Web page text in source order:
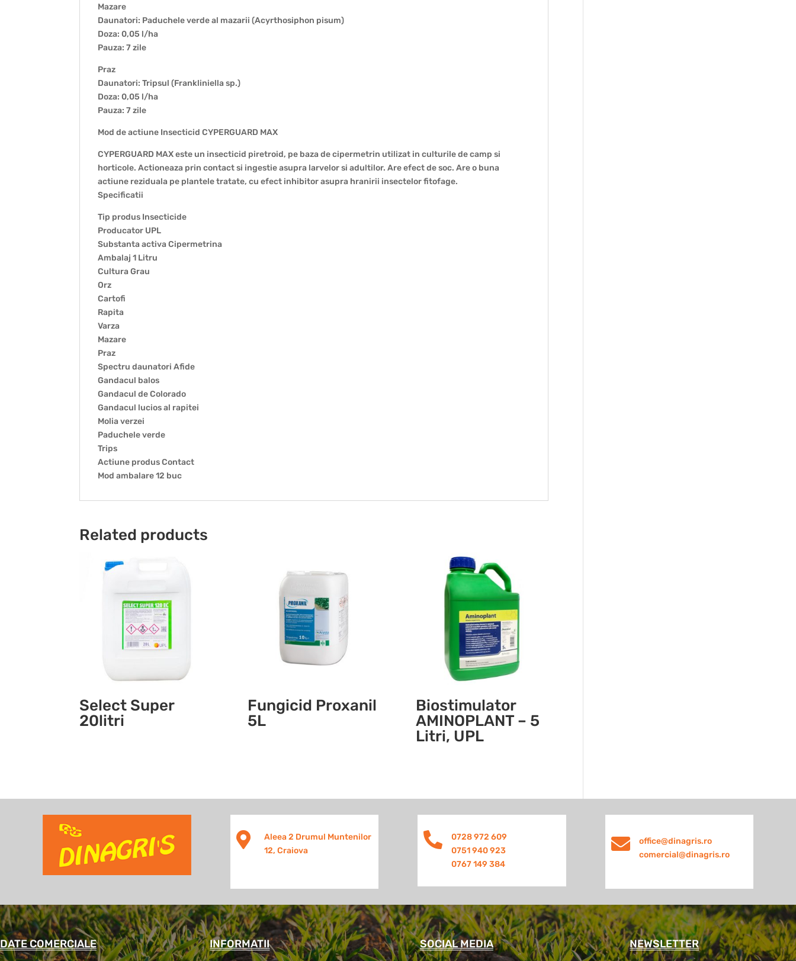
Mazare
Daunatori: Paduchele verde al mazarii (Acyrthosiphon pisum)
Doza: 0,05 l/ha
Pauza: 7 zile
Praz
Daunatori: Tripsul (Frankliniella sp.)
Doza: 0,05 l/ha
Pauza: 7 zile
Mod de actiune Insecticid CYPERGUARD MAX
CYPERGUARD MAX este un insecticid piretroid, pe baza de cipermetrin utilizat in culturile de camp si
horticole. Actioneaza prin contact si ingestie asupra larvelor si adultilor. Are efect de soc. Are o buna
actiune reziduala pe plantele tratate, cu efect inhibitor asupra hranirii insectelor fitofage.
Specificatii
Tip produs Insecticide
Producator UPL
Substanta activa Cipermetrina
Ambalaj 1 Litru
Cultura Grau
Orz
Cartofi
Rapita
Varza
Mazare
Praz
Spectru daunatori Afide
Gandacul balos
Gandacul de Colorado
Gandacul lucios al rapitei
Molia verzei
Paduchele verde
Trips
Actiune produs Contact
Mod ambalare 12 buc
Related products
Select Super
20litri
Fungicid Proxanil
5L
Biostimulator
AMINOPLANT – 5
Litri, UPL

Aleea 2 Drumul Muntenilor
12, Craiova

0728 972 609
0751 940 923
0767 149 384

office@dinagris.ro
comercial@dinagris.ro
DATE COMERCIALE INFORMATII SOCIAL MEDIA NEWSLETTER